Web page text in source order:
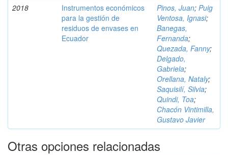
2018
Instrumentos económicos
para la gestión de
residuos de envases en
Ecuador
Pinos, Juan; Puig
Ventosa, Ignasi;
Banegas,
Fernanda;
Quezada, Fanny;
Delgado,
Gabriela;
Orellana, Nataly;
Saquisilí, Silvia;
Quindi, Toa;
Chacón Vintimilla,
Gustavo Javier
Otras opciones relacionadas